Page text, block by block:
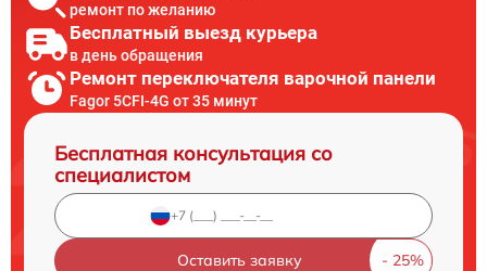
ремонт по желанию
Бесплатный выезд курьера
в день обращения
Ремонт переключателя варочной панели
Fagor 5CFI-4G от 35 минут
Бесплатная консультация со
специалистом
Оставить заявку